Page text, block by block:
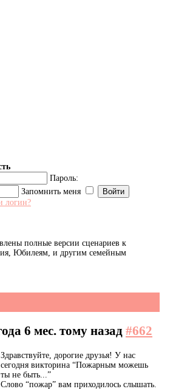
Пароль:
Запомнить меня
логин?
полные версии сценариев к
Юбилеям, и другим семейным
6 мес. тому назад #662
Здравствуйте, дорогие друзья! У нас
сегодня викторина “Пожарным можешь
ты не быть...”
Слово “пожар” вам приходилось слышать.